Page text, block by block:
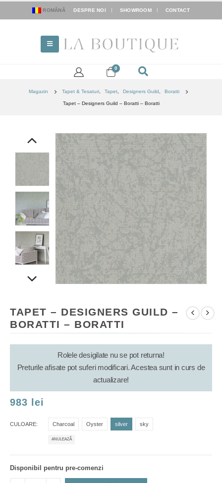
ROMÂNĂ DESPRE NOI SHOWROOM CONTACT
0
Magazin Tapet & Tesaturi Tapet Designers Guild Boratti
Tapet – Designers Guild – Boratti – Boratti
TAPET – DESIGNERS GUILD –
BORATTI – BORATTI
Rolele desigilate nu se pot returna!
Preturile afisate pot suferi modificari. Acestea sunt in curs de
actualizare!
983 lei
CULOARE Charcoal Oyster silver sky
ANULEAZĂ
Disponibil pentru pre-comenzi